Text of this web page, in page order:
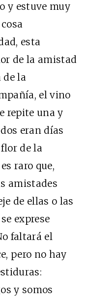
y estuve muy
esta
de la amistad
de la
el vino
repite una y
eran días
de la
raro que,
amistades
de ellas o las
exprese
faltará el
pero no hay
y somos